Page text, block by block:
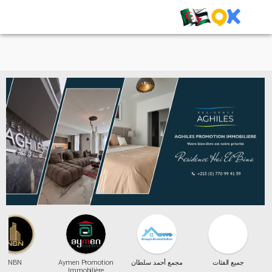
جميع الفئات مجمع أحمد سلطان
Aymen Promotion
Immobilière
NBN